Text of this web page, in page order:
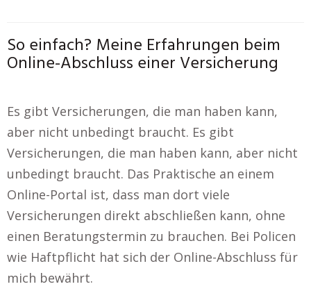
So einfach? Meine Erfahrungen beim
Online-Abschluss einer Versicherung
Es gibt Versicherungen, die man haben kann,
aber nicht unbedingt braucht. Es gibt
Versicherungen, die man haben kann, aber nicht
unbedingt braucht. Das Praktische an einem
Online-Portal ist, dass man dort viele
Versicherungen direkt abschließen kann, ohne
einen Beratungstermin zu brauchen. Bei Policen
wie Haftpflicht hat sich der Online-Abschluss für
mich bewährt.